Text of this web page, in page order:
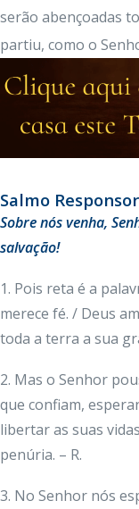
serão abençoadas
partiu, como o
Salmo
Sobre nós venha,
salvação!
1. Pois reta é a
merece fé. / Deus
toda a terra a sua
2. Mas o Senhor
que confiam,
libertar as suas
penúria. – R.
3. No Senhor nós